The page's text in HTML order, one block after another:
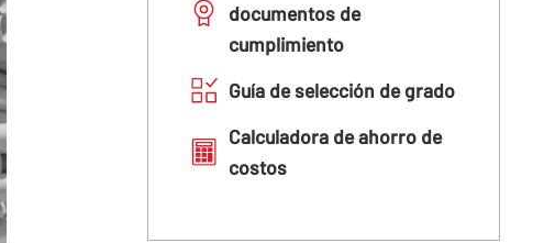
documentos de
cumplimiento
Guía de selección de grado
Calculadora de ahorro de
costos